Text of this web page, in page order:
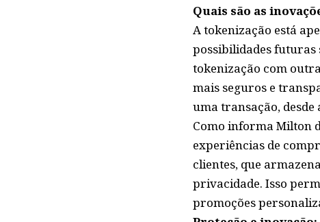
Quais são as
A tokenização está
possibilidades futuras
tokenização com
mais seguros e
uma transação,
Como informa Milton
experiências de
clientes, que
privacidade. Isso
promoções